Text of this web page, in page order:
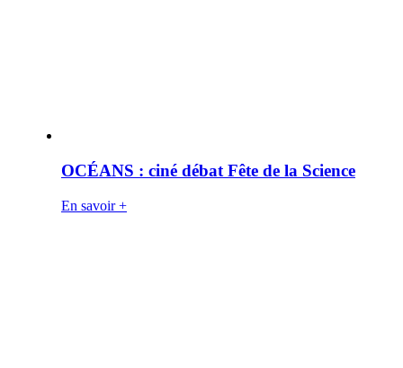
OCÉANS : ciné débat Fête de la Science
En savoir +